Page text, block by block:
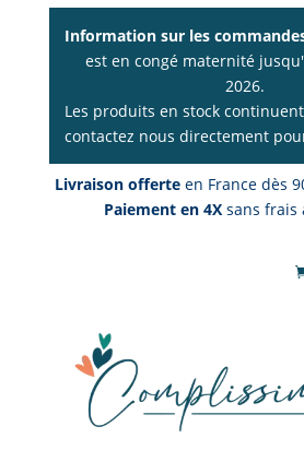
Information sur les
est en congé maternité
2026.
Les produits en stock
contactez nous directement
Livraison offerte en France dès
Paiement en 4X sans frais